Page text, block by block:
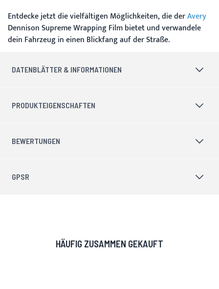
Entdecke jetzt die vielfältigen Möglichkeiten, die derAvery
Dennison Supreme Wrapping Film bietet und verwandele
dein Fahrzeug in einen Blickfang auf der Straße.
DATENBLÄTTER & INFORMATIONEN
PRODUKTEIGENSCHAFTEN
BEWERTUNGEN
GPSR
HÄUFIG ZUSAMMEN GEKAUFT